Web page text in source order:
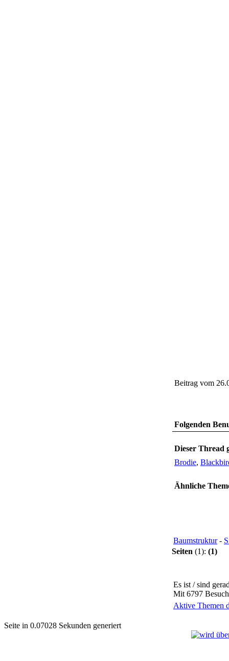
Beitrag vom
Folgenden
Dieser Thread
Brodie,
Ähnliche
Baumstruktur-
Seiten (1): (1)
Es ist / sind
Mit 6797
Aktive Themen
Seite in 0.07028 Sekunden generiert